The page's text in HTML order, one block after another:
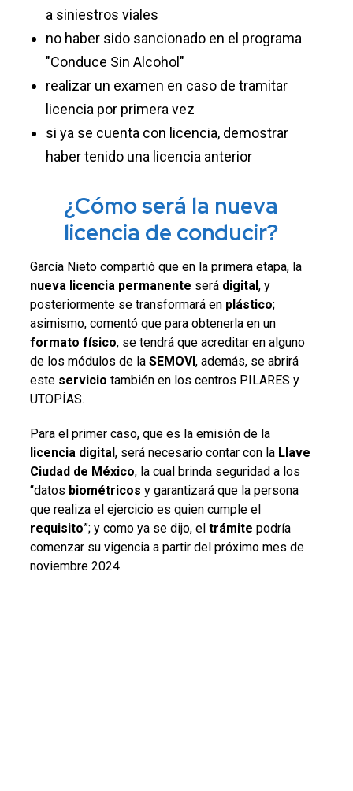
a siniestros viales
no haber sido sancionado en el programa
"Conduce Sin Alcohol"
realizar un examen en caso de tramitar
licencia por primera vez
si ya se cuenta con licencia, demostrar
haber tenido una licencia anterior
¿Cómo será la nueva
licencia de conducir?
García Nieto compartió que en la primera etapa, la
nueva licencia permanente será digital, y
posteriormente se transformará en plástico;
asimismo, comentó que para obtenerla en un
formato físico, se tendrá que acreditar en alguno
de los módulos de la SEMOVI, además, se abrirá
este servicio también en los centros PILARES y
UTOPÍAS.
Para el primer caso, que es la emisión de la
licencia digital, será necesario contar con la Llave
Ciudad de México, la cual brinda seguridad a los
“datos biométricos y garantizará que la persona
que realiza el ejercicio es quien cumple el
requisito”; y como ya se dijo, el trámite podría
comenzar su vigencia a partir del próximo mes de
noviembre 2024.